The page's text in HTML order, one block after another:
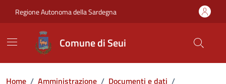
Regione Autonoma della Sardegna
Comune di Seui
Home / Amministrazione / Documenti e dati /